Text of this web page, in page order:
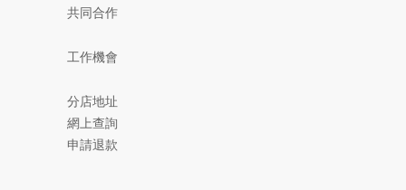
共同合作
工作機會
分店地址
網上查詢
申請退款